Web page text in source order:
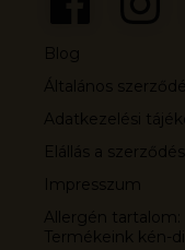
Blog
Általános
Adatkezelési
Elállás a
Impresszum
Allergén tartalom:
Termékeink kén-